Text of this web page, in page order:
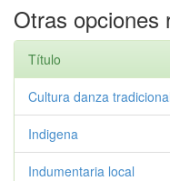
Otras opciones
Título
Cultura danza tradicional
Indigena
Indumentaria local